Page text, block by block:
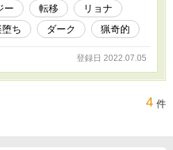
精一杯頑張ってます。 エログロ練
小説を書き始めました。比率はエ
グロ成分多めの作品ですのでご注意
グロいけどどこか思わず笑ってしまう
見たことありません。許して……許
ー 転移
リョナ
ち ダーク 猟奇的
登録日 2022.07.05
4 件